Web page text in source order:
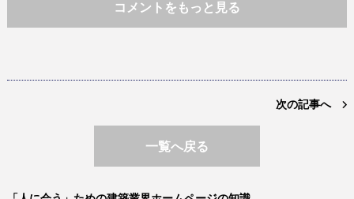
コメントをもっと見る
次の記事へ
一覧へ戻る